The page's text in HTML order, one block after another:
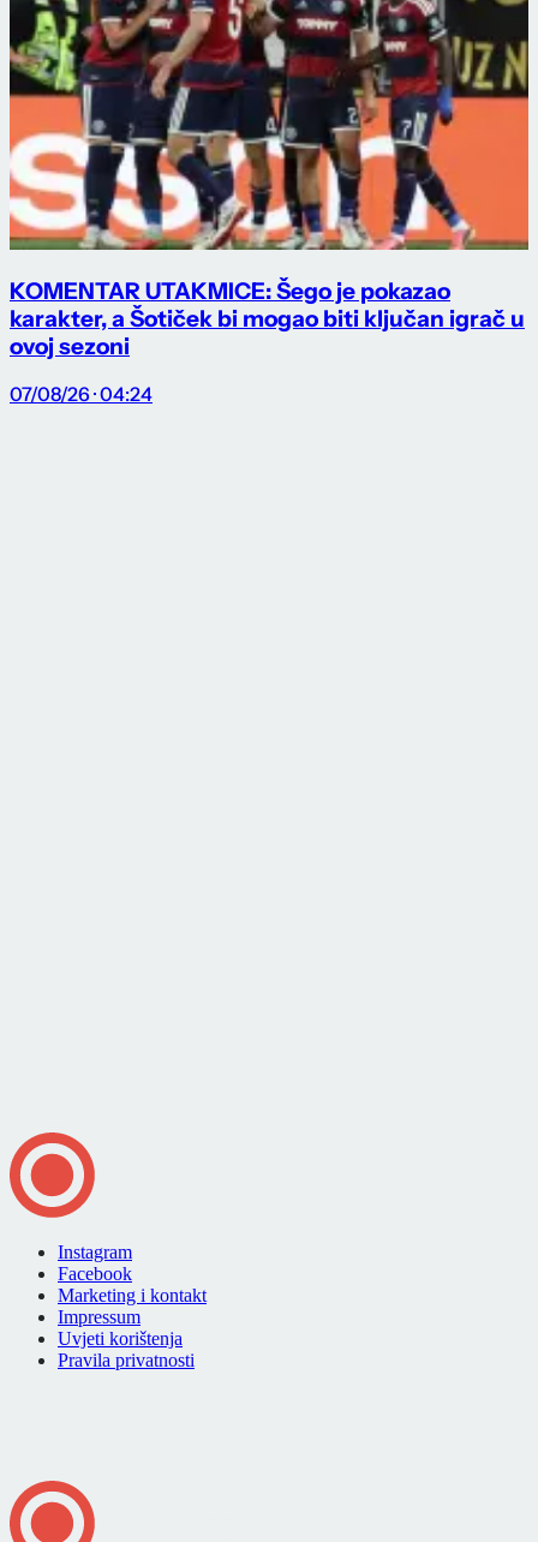
KOMENTAR UTAKMICE: Šego je pokazao
karakter, a Šotiček bi mogao biti ključan igrač u
ovoj sezoni
07/08/26 · 04:24
Instagram
Facebook
Marketing i kontakt
Impressum
Uvjeti korištenja
Pravila privatnosti